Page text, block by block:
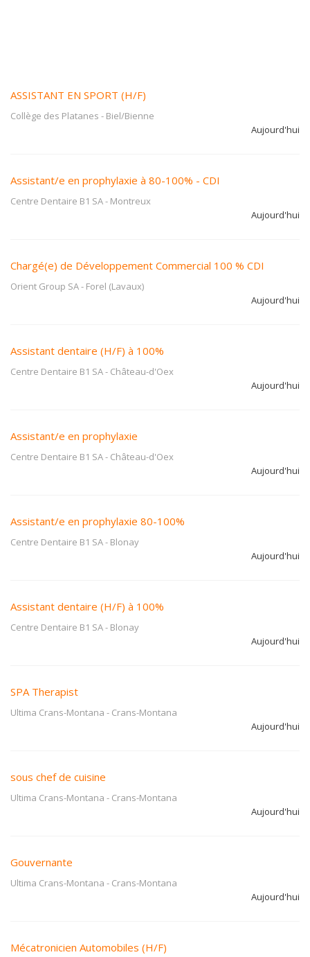
ASSISTANT EN SPORT (H/F)
Collège des Platanes - Biel/Bienne
Aujourd'hui
Assistant/e en prophylaxie à 80-100% - CDI
Centre Dentaire B1 SA- Montreux
Aujourd'hui
Chargé(e) de Développement Commercial 100 % CDI
Orient Group SA- Forel (Lavaux)
Aujourd'hui
Assistant dentaire (H/F) à 100%
Centre Dentaire B1 SA- Château-d'Oex
Aujourd'hui
Assistant/e en prophylaxie
Centre Dentaire B1 SA- Château-d'Oex
Aujourd'hui
Assistant/e en prophylaxie 80-100%
Centre Dentaire B1 SA- Blonay
Aujourd'hui
Assistant dentaire (H/F) à 100%
Centre Dentaire B1 SA- Blonay
Aujourd'hui
SPA Therapist
Ultima Crans-Montana - Crans-Montana
Aujourd'hui
sous chef de cuisine
Ultima Crans-Montana - Crans-Montana
Aujourd'hui
Gouvernante
Ultima Crans-Montana - Crans-Montana
Aujourd'hui
Mécatronicien Automobiles (H/F)